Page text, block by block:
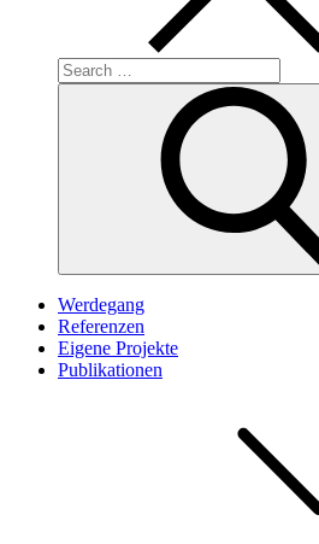
Search
for:
Werdegang
Referenzen
Eigene Projekte
Publikationen